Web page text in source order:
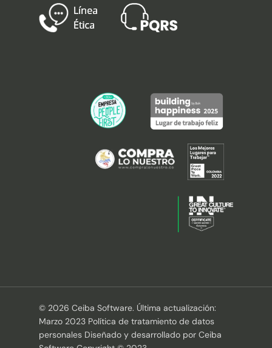
© 2026 Ceiba Software. Última actualización:
Marzo 2023 Política de tratamiento de datos
personales Diseñado y desarrollado por Ceiba